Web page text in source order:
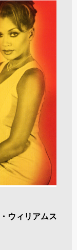
ウィリアムス